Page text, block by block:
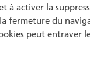
à activer la
fermeture du
peut entraver